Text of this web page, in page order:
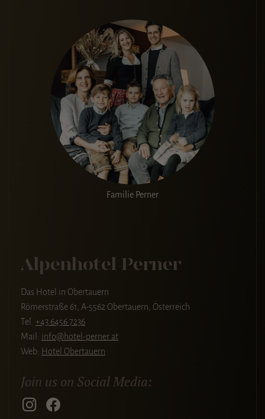
Familie Perner
Alpenhotel Perner
Das Hotel in Obertauern
Römerstraße 61, A-5562 Obertauern, Österreich
Tel. +43 6456 7236
Mail: info@hotel-perner.at
Web: Hotel Obertauern
Join us on Social Media: